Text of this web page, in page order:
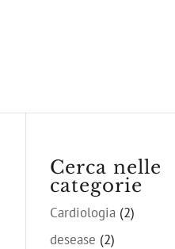
Cerca nelle
categorie
Cardiologia (2)
desease (2)